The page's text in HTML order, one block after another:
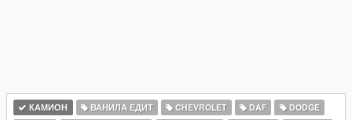
КАМИОН ВАНИЛА ЕДИТ CHEVROLET DAF
DODGE